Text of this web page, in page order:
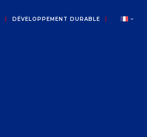
DÉVELOPPEMENT DURABLE